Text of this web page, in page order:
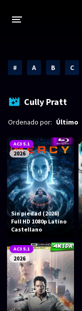
1080p
2160p REMUX 4K
720p
h265 HEVC
Bluray Completos
GÉNEROS
Acción
Aventura
Comedia
Terror
Familia
# A B C
Cully Pratt
Ordenado por: Último
AC3 5.1
2026
Sin piedad (2026)
Full HD 1080p Latino
Castellano
AC3 5.1
2026